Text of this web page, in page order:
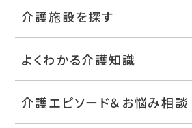
介護施設を探す
よくわかる介護知識
介護エピソード＆お悩み相談